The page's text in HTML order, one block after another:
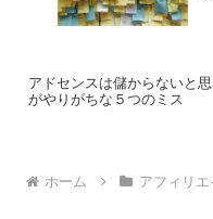
アドセンスは儲からないと
がやりがちな５つのミス
ホーム アフィリエ